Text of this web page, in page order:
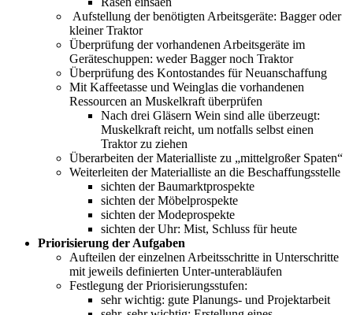
Aufstellung der benötigten Arbeitsgeräte: Bagger oder
kleiner Traktor
Überprüfung der vorhandenen Arbeitsgeräte im
Geräteschuppen: weder Bagger noch Traktor
Überprüfung des Kontostandes für Neuanschaffung
Mit Kaffeetasse und Weinglas die vorhandenen
Ressourcen an Muskelkraft überprüfen
Nach drei Gläsern Wein sind alle überzeugt:
Muskelkraft reicht, um notfalls selbst einen
Traktor zu ziehen
Überarbeiten der Materialliste zu „mittelgroßer Spaten“
Weiterleiten der Materialliste an die Beschaffungsstelle
sichten der Baumarktprospekte
sichten der Möbelprospekte
sichten der Modeprospekte
sichten der Uhr: Mist, Schluss für heute
Priorisierung der Aufgaben
Aufteilen der einzelnen Arbeitsschritte in Unterschritte
mit jeweils definierten Unter-unterabläufen
Festlegung der Priorisierungsstufen:
sehr wichtig: gute Planungs- und Projektarbeit